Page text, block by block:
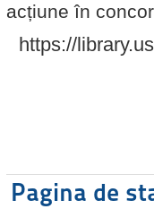
acțiune în
https://
Pagina de